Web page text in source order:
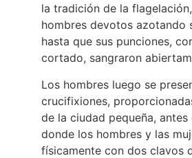
la tradición de la
hombres devotos azotando
hasta que sus punciones,
cortado, sangraron
Los hombres luego se
crucifixiones,
de la ciudad pequeña,
donde los hombres y las
físicamente con dos clavos